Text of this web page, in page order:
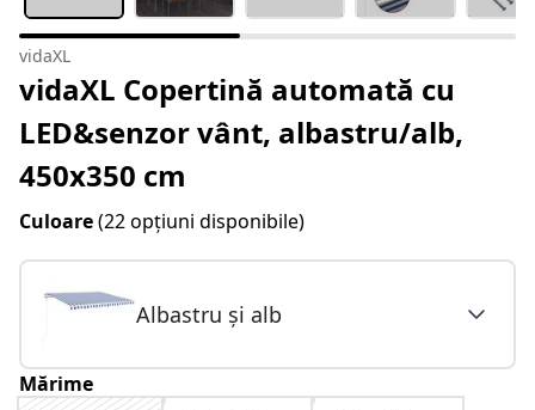
vidaXL
vidaXL Copertină automată cu
LED&senzor vânt, albastru/alb,
450x350 cm
Culoare(22 opțiuni disponibile)
Albastru și alb
Mărime